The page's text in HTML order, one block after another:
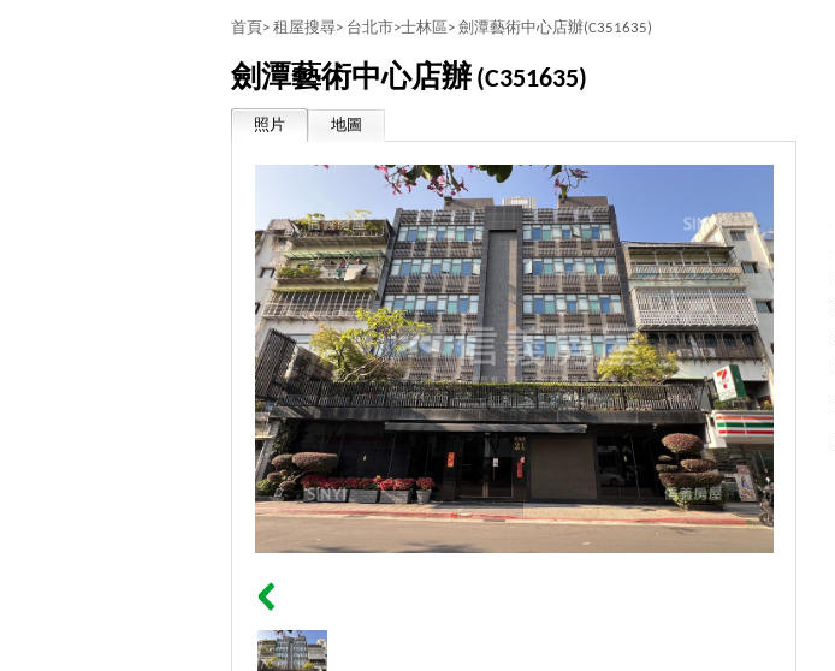
首頁> 租屋搜尋> 台北市>士林區> 劍潭藝術中心店辦(C351635)
劍潭藝術中心店辦 (C351635)
照片 地圖